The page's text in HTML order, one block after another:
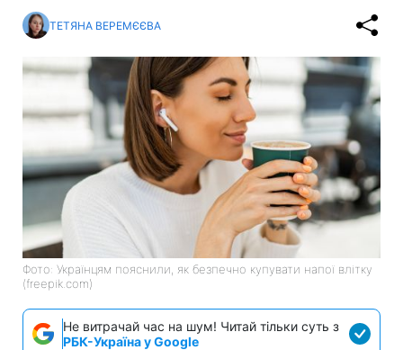
ТЕТЯНА ВЕРЕМЄЄВА
Фото: Українцям пояснили, як безпечно купувати напої влітку
(freepik.com)
Не витрачай час на шум! Читай тільки суть з
РБК-Україна у Google